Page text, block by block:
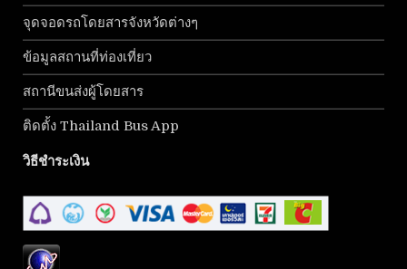
จุดจอดรถโดยสารจังหวัดต่างๆ
ข้อมูลสถานที่ท่องเที่ยว
สถานีขนส่งผู้โดยสาร
ติดตั้ง Thailand Bus App
วิธีชำระเงิน